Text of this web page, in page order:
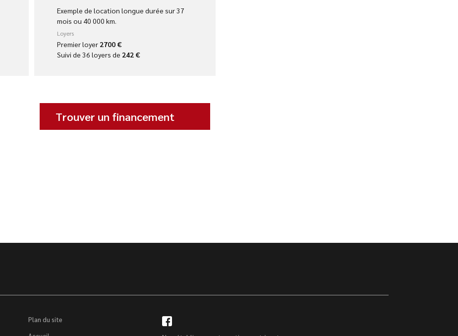
Exemple de location longue durée sur 37
mois ou 40 000 km.
Loyers
Premier loyer 2700 €
Suivi de 36 loyers de 242 €
Trouver un financement
Plan du site